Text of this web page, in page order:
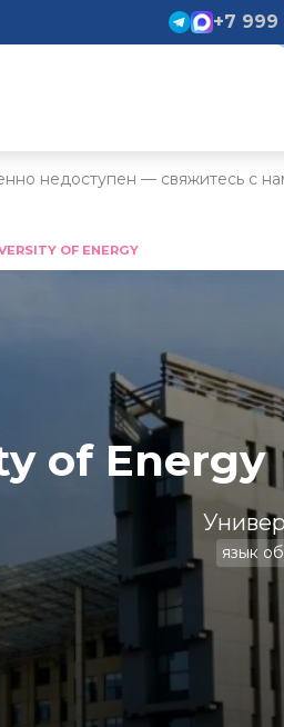
+7 999
недоступен — свяжитесь с
OF ENERGY
of Energy
язык